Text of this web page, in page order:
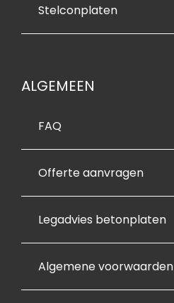
Stelconplaten
ALGEMEEN
FAQ
Offerte aanvragen
Legadvies betonplaten
Algemene voorwaarden